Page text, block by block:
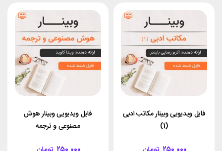
فایل ویدیویی وبینار مکاتب ادبی
(1)
فایل ویدیویی وبینار هوش
مصنوعی و ترجمه